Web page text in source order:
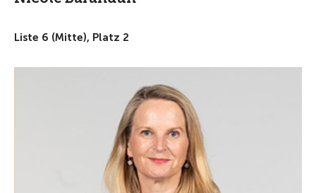
Liste 6 (Mitte), Platz 2